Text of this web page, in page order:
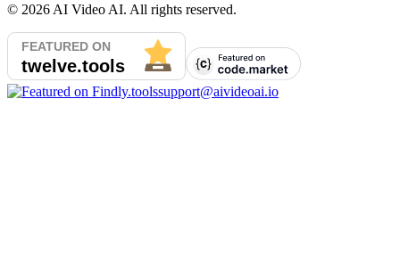
© 2026 AI Video AI. All rights reserved.
support@aivideoai.io